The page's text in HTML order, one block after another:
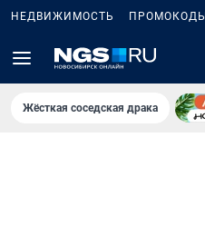
НЕДВИЖИМОСТЬ ПРОМОКОДЫ
Жёсткая соседская драка